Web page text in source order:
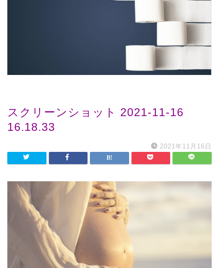
スクリーンショット 2021-11-16
16.18.33
2021年11月16日